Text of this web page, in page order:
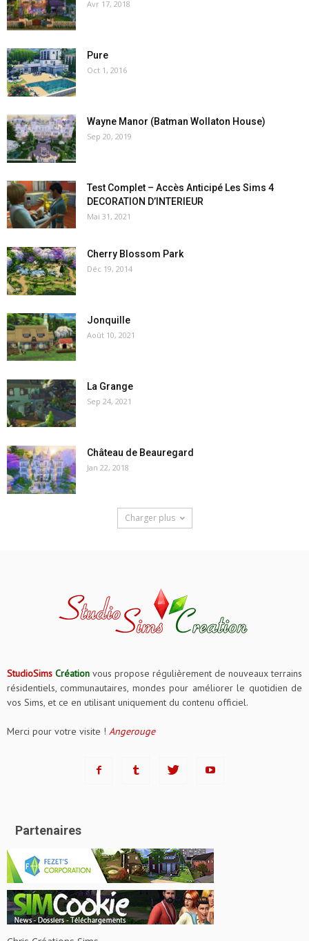
Avr 17, 2018
Pure
Oct 1, 2016
Wayne Manor (Batman Wollaton House)
Sep 20, 2019
Test Complet – Accès Anticipé Les Sims 4
DECORATION D’INTERIEUR
Mai 31, 2021
Cherry Blossom Park
Déc 19, 2014
Jonquille
Août 10, 2021
La Grange
Sep 24, 2021
Château de Beauregard
Jan 22, 2018
Charger plus
StudioSims Création vous propose régulièrement de nouveaux terrains
résidentiels, communautaires, mondes pour améliorer le quotidien de
vos Sims, et ce en utilisant uniquement du contenu officiel.
Merci pour votre visite ! Angerouge
Partenaires